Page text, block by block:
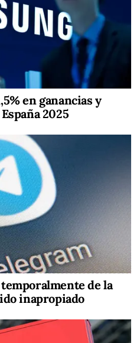
en ganancias y
2025
de la
inapropiado